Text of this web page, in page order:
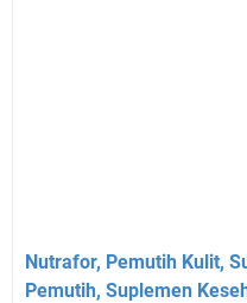
Nutrafor, Pemutih Kulit,
Pemutih, Suplemen